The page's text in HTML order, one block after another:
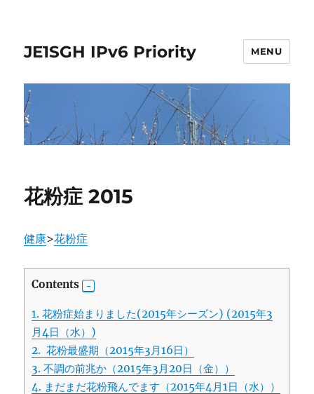
JE1SGH IPv6 Priority MENU
花粉症 2015
健康>花粉症
Contents
1. 花粉症始まりました(2015年シーズン) (2015年3
月4日（水）)
2. 花粉最盛期（2015年3月16日）
3. 不調の前兆か（2015年3月20日（金））
4. まだまだ花粉飛んでます（2015年4月1日（水））